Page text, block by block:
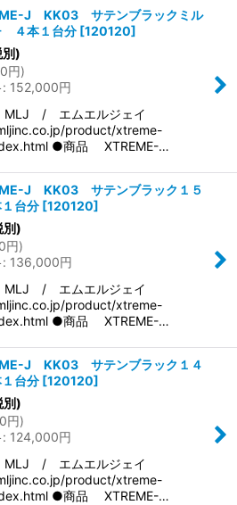
J KK03 サテンブラックミル
４本１台分 [120120]
別)
円)
: 152,000円
/ エムエルジェイ
product/xtreme-
●商品 XTREME-…
J KK03 サテンブラック１５
台分 [120120]
別)
円)
: 136,000円
/ エムエルジェイ
product/xtreme-
●商品 XTREME-…
J KK03 サテンブラック１４
台分 [120120]
別)
円)
: 124,000円
/ エムエルジェイ
product/xtreme-
●商品 XTREME-…